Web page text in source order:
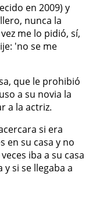
en 2009) y
nunca la
me lo pidió, sí,
'no se me
que le prohibió
a su novia la
a la actriz.
si era
en su casa y no
iba a su casa
si se llegaba a